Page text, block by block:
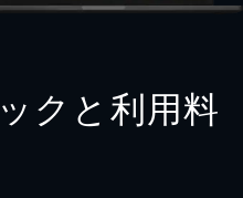
クと利用料